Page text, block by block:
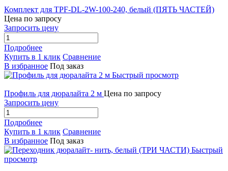
Комплект для TPF-DL-2W-100-240, белый (ПЯТЬ ЧАСТЕЙ)
Цена по запросу
Запросить цену
Подробнее
Купить в 1 клик Сравнение
В избранное Под заказ
Быстрый просмотр
Профиль для дюралайта 2 м Цена по запросу
Запросить цену
Подробнее
Купить в 1 клик Сравнение
В избранное Под заказ
Быстрый
просмотр